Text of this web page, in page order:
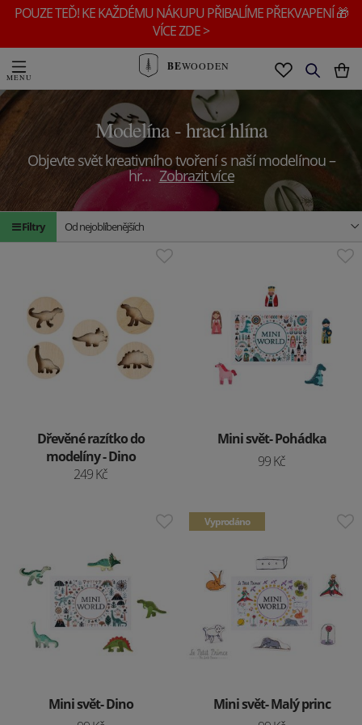
POUZE TEĎ! KE KAŽDÉMU NÁKUPU PŘIBALÍME PŘEKVAPENÍ 🎁
VÍCE ZDE >
BEWOODEN
Modelína - hrací hlína
Objevte svět kreativního tvoření s naší modelínou –
hr... Zobrazit více
Filtry Od nejoblíbenějších
Dřevěné razítko do
modelíny - Dino
249 Kč
Mini svět- Pohádka
99 Kč
Mini svět- Dino
Vyprodáno
Mini svět- Malý princ